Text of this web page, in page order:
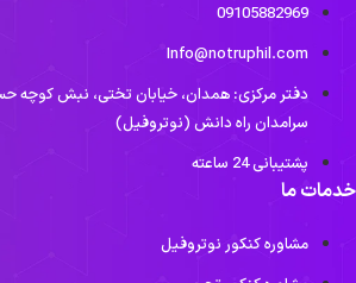
09105882969
Info@notruphil.com
دفتر مرکزی: همدان، خیابان تختی، نبش کوچه
سرامدان راه دانش (نوتروفیل)
پشتیبانی 24 ساعته
ما
مشاوره کنکور نوتروفیل